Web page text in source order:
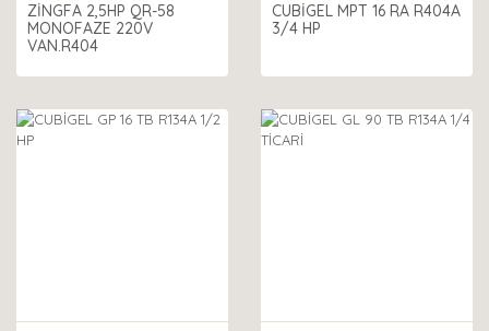
ZİNGFA 2,5HP QR-58
MONOFAZE 220V
VAN.R404
CUBİGEL MPT 16 RA R404A
3/4 HP